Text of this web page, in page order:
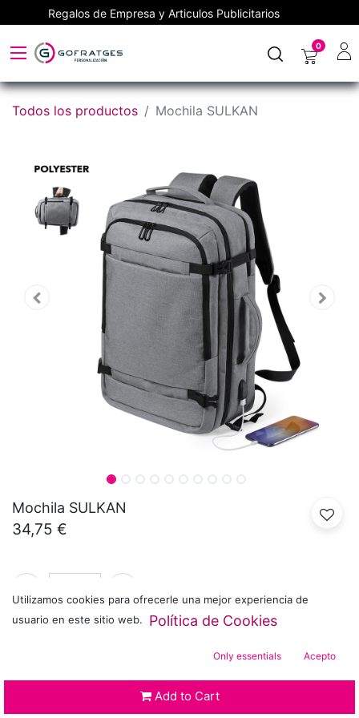
Regalos de Empresa y Articulos Publicitarios
0
Todos los productos Mochila SULKAN
Mochila SULKAN
34,75 €
Add to Cart
Envío: 4-5 Días / Personalizado: 10-15 Días
Utilizamos cookies para ofrecerle una mejor experiencia de
usuario en este sitio web.
Política de Cookies
Only essentials Acepto